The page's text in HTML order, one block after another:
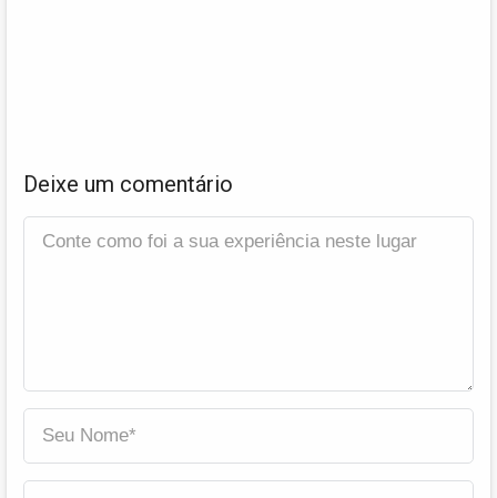
Deixe um comentário